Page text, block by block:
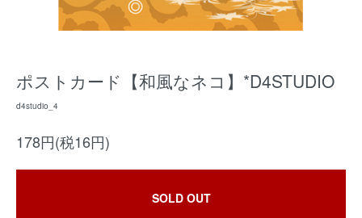
ポストカード【和風なネコ】*D4STUDIO
d4studio_4
178円(税16円)
SOLD OUT